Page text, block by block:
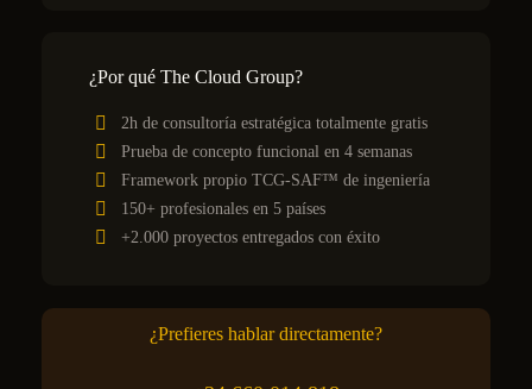
¿Por qué The Cloud Group?
2h de consultoría estratégica totalmente gratis
Prueba de concepto funcional en 4 semanas
Framework propio TCG-SAF™ de ingeniería
150+ profesionales en 5 países
+2.000 proyectos entregados con éxito
¿Prefieres hablar directamente?